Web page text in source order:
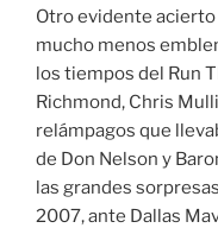
Otro evidente
mucho menos
los tiempos del Run
Richmond, Chris
relámpagos que
de Don Nelson y
las grandes
2007, ante Dallas